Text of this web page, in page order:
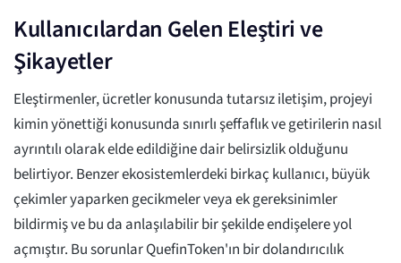
Kullanıcılardan Gelen Eleştiri ve
Şikayetler
Eleştirmenler, ücretler konusunda tutarsız iletişim, projeyi
kimin yönettiği konusunda sınırlı şeffaflık ve getirilerin nasıl
ayrıntılı olarak elde edildiğine dair belirsizlik olduğunu
belirtiyor. Benzer ekosistemlerdeki birkaç kullanıcı, büyük
çekimler yaparken gecikmeler veya ek gereksinimler
bildirmiş ve bu da anlaşılabilir bir şekilde endişelere yol
açmıştır. Bu sorunlar QuefinToken'ın bir dolandırıcılık